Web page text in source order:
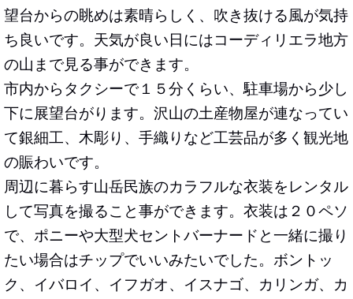
望台からの眺めは素晴らしく、吹き抜ける風が気持
ち良いです。天気が良い日にはコーディリエラ地方
の山まで見る事ができます。
市内からタクシーで１５分くらい、駐車場から少し
下に展望台がります。沢山の土産物屋が連なってい
て銀細工、木彫り、手織りなど工芸品が多く観光地
の賑わいです。
周辺に暮らす山岳民族のカラフルな衣装をレンタル
して写真を撮ること事ができます。衣装は２０ペソ
で、ポニーや大型犬セントバーナードと一緒に撮り
たい場合はチップでいいみたいでした。ボントッ
ク、イバロイ、イフガオ、イスナゴ、カリンガ、カ